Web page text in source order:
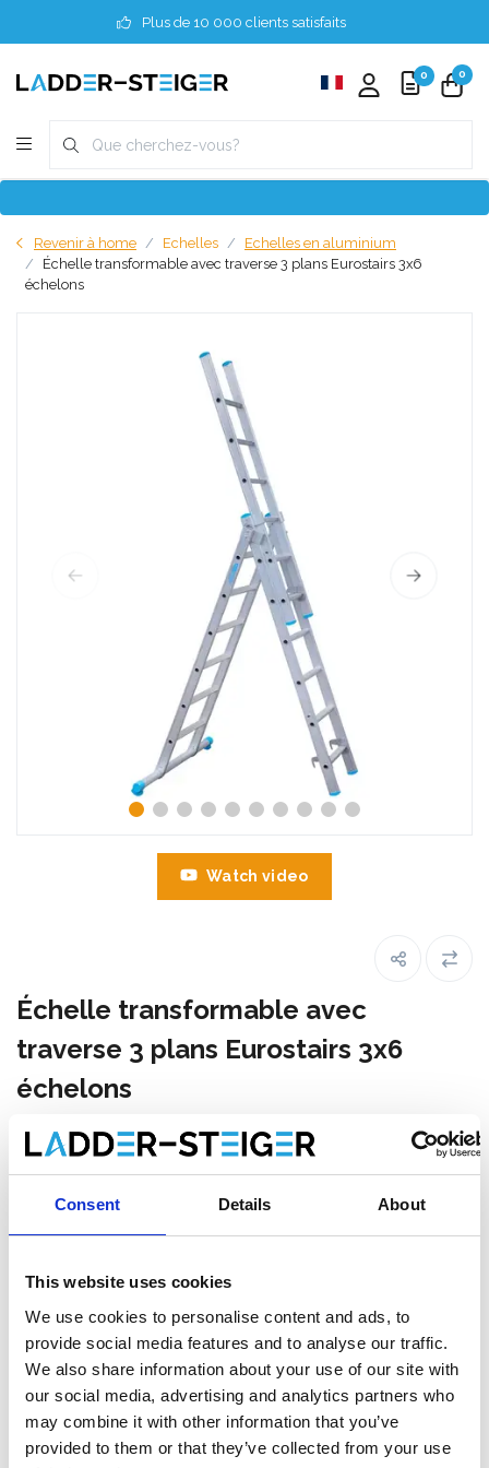
Consent Details About
This website uses cookies
We use cookies to personalise content and ads, to
provide social media features and to analyse our traffic.
We also share information about your use of our site with
our social media, advertising and analytics partners who
may combine it with other information that you’ve
provided to them or that they’ve collected from your use
Plus de 10 000 clients satisfaits
0 0
Revenir à home Echelles
Echelles en aluminium
Échelle transformable avec traverse 3 plans Eurostairs 3x6
échelons
Watch video
Échelle transformable avec
traverse 3 plans Eurostairs 3x6
échelons
Faites votre choix:
Eurostairs 3x6 échelons
Livraison gratuite en 1-3 jours ouvrables, ou ramasser à
Maaseik (contactez le service clientèle)